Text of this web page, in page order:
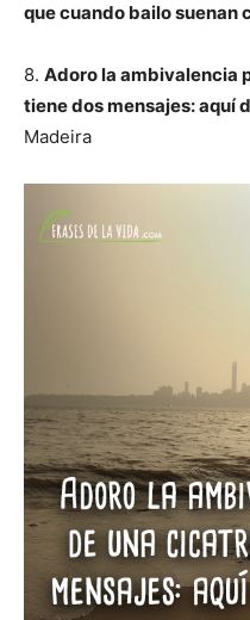
que cuando bailo suenan
8. Adoro la ambivalencia
tiene dos mensajes: aquí
Madeira